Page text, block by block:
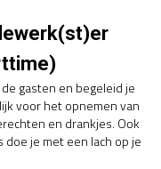
gasten en begeleid je
voor het opnemen van
en drankjes. Ook
je met een lach op je